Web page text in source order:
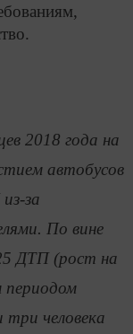
2018 года на
автобусов
за
По вине
ДТП (рост на
периодом
три человека